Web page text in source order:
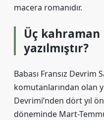
macera romanıdır.
Üç kahraman
yazılmıştır?
Babası Fransız Devrim
komutanlarından olan
Devrimi’nden dört yıl
döneminde Mart-